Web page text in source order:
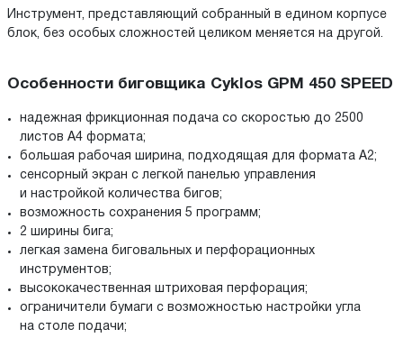
Инструмент, представляющий собранный в едином корпусе
блок, без особых сложностей целиком меняется на другой.
Особенности биговщика Cyklos GPM 450 SPEED
надежная фрикционная подача со скоростью до 2500
листов А4 формата;
большая рабочая ширина, подходящая для формата А2;
сенсорный экран с легкой панелью управления
и настройкой количества бигов;
возможность сохранения 5 программ;
2 ширины бига;
легкая замена биговальных и перфорационных
инструментов;
высококачественная штриховая перфорация;
ограничители бумаги с возможностью настройки угла
на столе подачи;